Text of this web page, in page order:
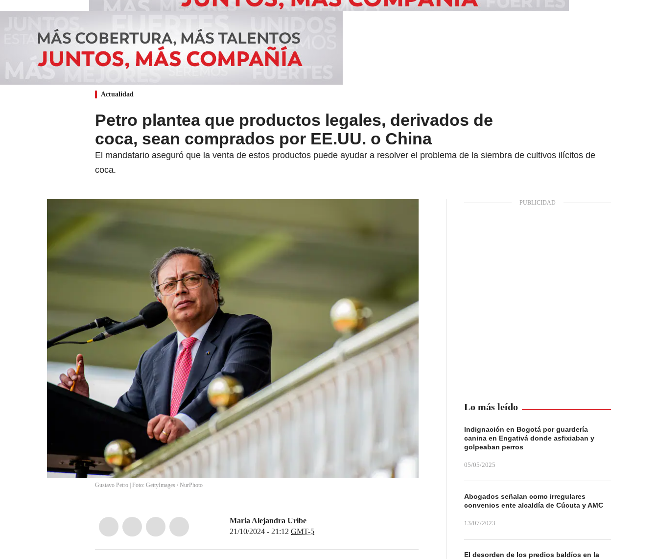
Actualidad
Petro plantea que productos legales, derivados de
coca, sean comprados por EE.UU. o China
El mandatario aseguró que la venta de estos productos puede ayudar a resolver el problema de la siembra de cultivos ilícitos de
coca.
Gustavo Petro | Foto: GettyImages / NurPhoto
Maria Alejandra Uribe
21/10/2024 - 21:12 GMT-5
Lo más leído
Indignación en Bogotá por guardería
canina en Engativá donde asfixiaban y
golpeaban perros
05/05/2025
Abogados señalan como irregulares
convenios ente alcaldía de Cúcuta y AMC
13/07/2023
El desorden de los predios baldíos en la